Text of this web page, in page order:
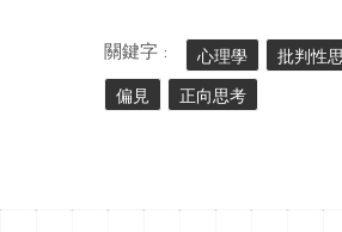
關鍵字 : 心理學 批判性
偏見 正向思考